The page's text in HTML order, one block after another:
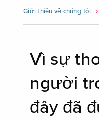
Giới thiệu về chúng tôi
Vì sự
người
đây đã